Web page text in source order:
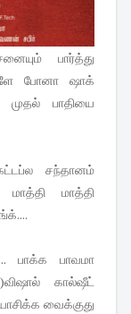
பார்த்து
போனா ஷாக்
முதல் பாதியை
சந்தானம்
மாத்தி
பாக்க பாவமா
கால்ஷீட்
வைக்குது